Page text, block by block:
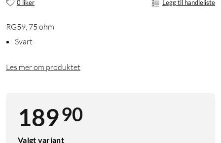
0 liker Legg til handleliste
RG59, 75 ohm
Svart
Les mer om produktet
18990
Valgt variant